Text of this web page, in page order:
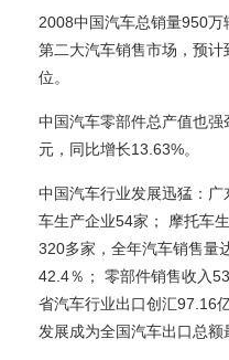
2008中国汽车总销量950
第二大汽车销售市场，预
位。
中国汽车零部件总产值也
元，同比增长13.63%。
中国汽车行业发展迅猛：
车生产企业54家； 摩托车
320多家，全年汽车销售量
42.4％； 零部件销售收入
省汽车行业出口创汇97.16
发展成为全国汽车出口总额